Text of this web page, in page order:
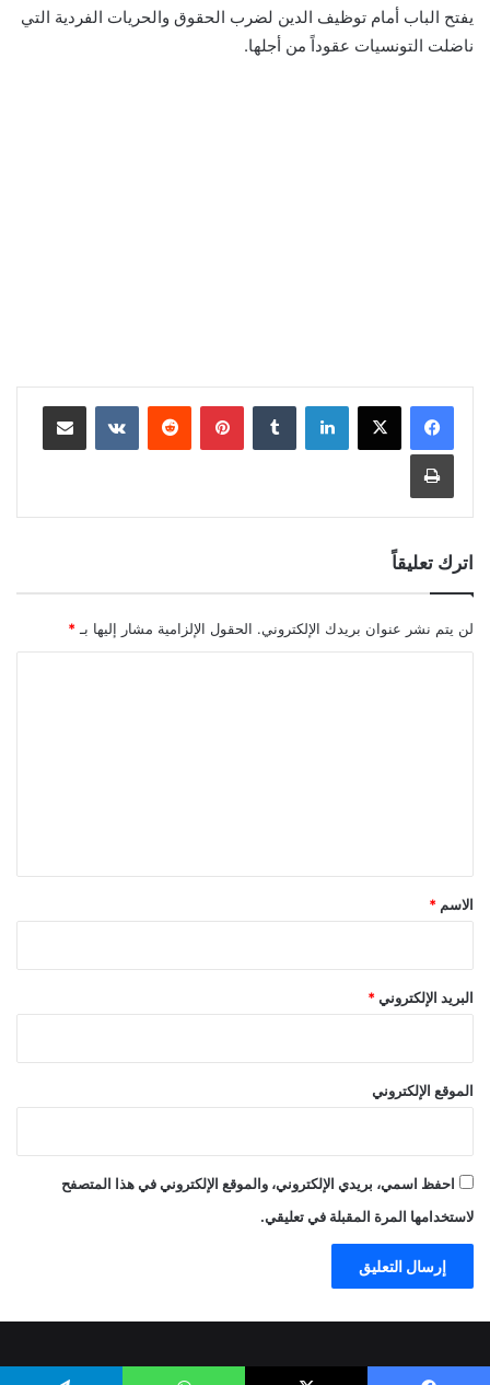
يفتح الباب أمام توظيف الدين لضرب الحقوق والحريات الفردية التي
ناضلت التونسيات عقوداً من أجلها.
لينكدإن بينتيريست مشاركة عبر البريد
طباعة
اترك تعليقاً
لن يتم نشر عنوان بريدك الإلكتروني. الحقول الإلزامية مشار إليها بـ *
*
الاسم *
البريد الإلكتروني *
الموقع الإلكتروني
احفظ اسمي، بريدي الإلكتروني، والموقع الإلكتروني في هذا المتصفح
لاستخدامها المرة المقبلة في تعليقي.